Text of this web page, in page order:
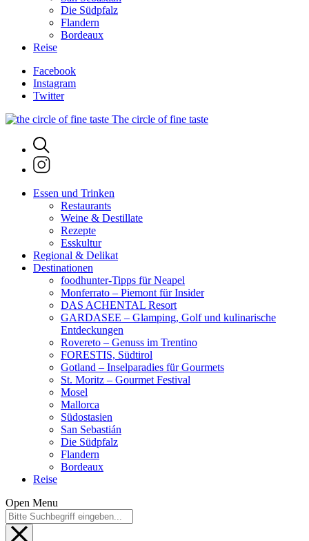
Die Südpfalz
Flandern
Bordeaux
Reise
Facebook
Instagram
Twitter
The circle of fine taste
Essen und Trinken
Restaurants
Weine & Destillate
Rezepte
Esskultur
Regional & Delikat
Destinationen
foodhunter-Tipps für Neapel
Monferrato – Piemont für Insider
DAS ACHENTAL Resort
GARDASEE – Glamping, Golf und kulinarische
Entdeckungen
Rovereto – Genuss im Trentino
FORESTIS, Südtirol
Gotland – Inselparadies für Gourmets
St. Moritz – Gourmet Festival
Mosel
Mallorca
Südostasien
San Sebastián
Die Südpfalz
Flandern
Bordeaux
Reise
Open Menu